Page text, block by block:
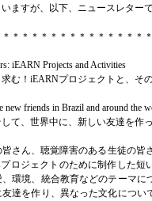
ますが、以下、ニュースレター
＊＊＊＊＊＊＊＊＊＊＊＊＊＊
iEARN Projects and Activities
求む！iEARNプロジェクトと、その
friends in Brazil and around the
して、世界中に、新しい友達を作
さん、聴覚障害のある生徒の
プロジェクトのために制作した
環境、統合教育などのテーマ
達を作り、異なった文化につ